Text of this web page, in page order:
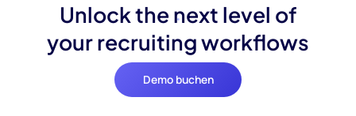
Unlock the next level of
your recruiting workflows
Demo buchen